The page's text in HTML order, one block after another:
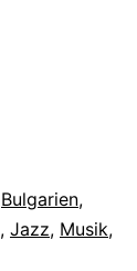
Bulgarien,
, Jazz, Musik,